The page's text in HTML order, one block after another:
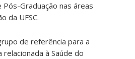
Graduação nas áreas
da UFSC.
de referência para a
à Saúde do